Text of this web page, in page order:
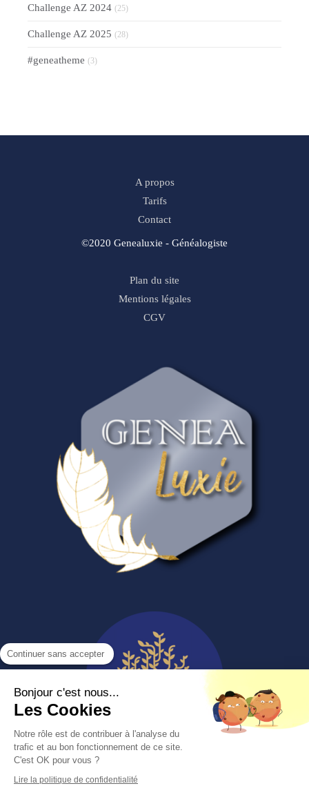
Challenge AZ 2024 (25)
Challenge AZ 2025 (28)
#geneatheme (3)
A propos
Tarifs
Contact
©2020 Genealuxie - Généalogiste
Plan du site
Mentions légales
CGV
Continuer sans accepter
Bonjour c'est nous...
Les Cookies
Notre rôle est de contribuer à l'analyse du
trafic et au bon fonctionnement de ce site.
C'est OK pour vous ?
Lire la politique de confidentialité